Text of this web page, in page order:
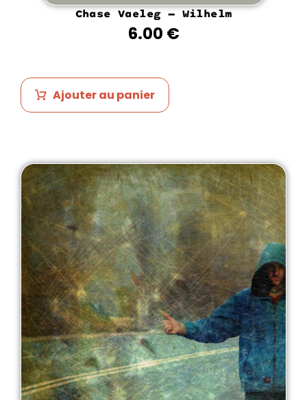
Chase Vaeleg – Wilhelm
6.00 €
Ajouter au panier